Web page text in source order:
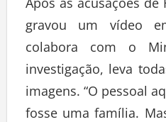
gravou um vídeo
colabora com o
investigação, leva
imagens. “O pessoal
fosse uma família.